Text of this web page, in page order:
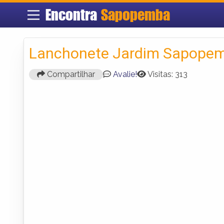
Encontra Sapopemba
Lanchonete Jardim
Compartilhar Avalie! Visitas: 313